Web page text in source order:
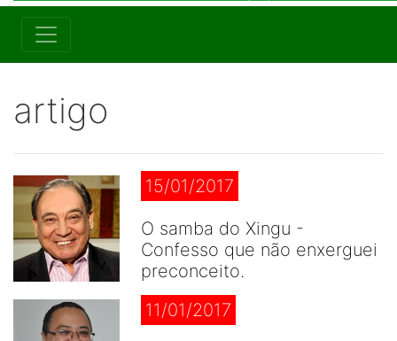
artigo
15/01/2017
O samba do Xingu -
Confesso que não enxerguei
preconceito.
11/01/2017